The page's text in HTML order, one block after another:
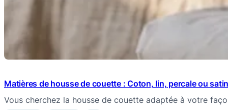
Matières de housse de couette : Coton, lin, percale ou
Vous cherchez la housse de couette adaptée à votre